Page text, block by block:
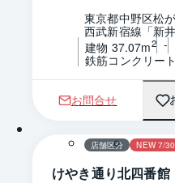
東京都中野区松
西武新宿線「新
建物 37.07m2 -
鉄筋コンクリー
お問合せ
店舗区分 NEW 7/30
けやき通り北四番館